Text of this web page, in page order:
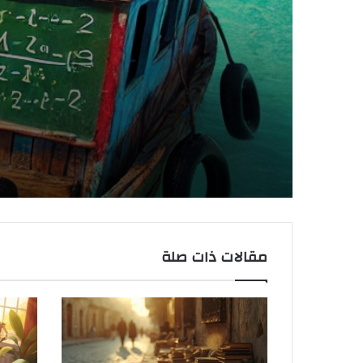
قصة مدرسة
مقالات ذات صلة